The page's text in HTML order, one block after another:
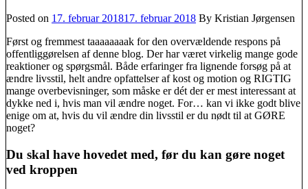
Posted on 17. februar 201817. februar 2018 By Kristian Jørgensen
Først og fremmest taaaaaaaak for den overvældende respons på
offentliggørelsen af denne blog. Der har været virkelig mange gode
reaktioner og spørgsmål. Både erfaringer fra lignende forsøg på at
ændre livsstil, helt andre opfattelser af kost og motion og RIGTIG
mange overbevisninger, som måske er dét der er mest interessant at
dykke ned i, hvis man vil ændre noget. For… kan vi ikke godt blive
enige om at, hvis du vil ændre din livsstil er du nødt til at GØRE
noget?
Du skal have hovedet med, før du kan gøre noget
ved kroppen